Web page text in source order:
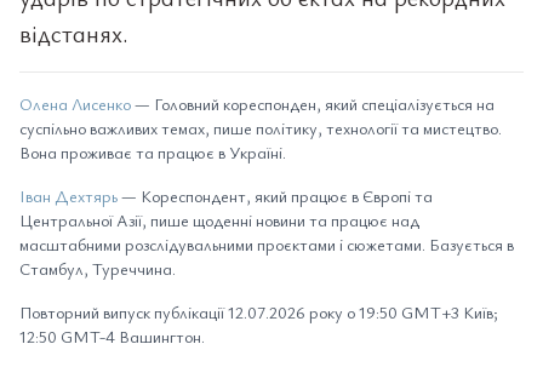
відстанях.
Олена Лисенко— Головний кореспонден, який спеціалізується на
суспільно важливих темах, пише політику, технології та мистецтво.
Вона проживає та працює в Україні.
Іван Дехтярь— Кореспондент, який працює в Європі та
Центральної Азії, пише щоденні новини та працює над
масштабними розслідувальними проєктами і сюжетами. Базується в
Стамбул, Туреччина.
Повторний випуск публікації 12.07.2026 року о 19:50 GMT+3 Київ;
12:50 GMT-4 Вашингтон.